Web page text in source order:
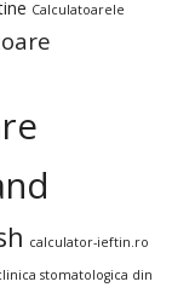
Calculatoarele
calculator-ieftin.ro
stomatologica din